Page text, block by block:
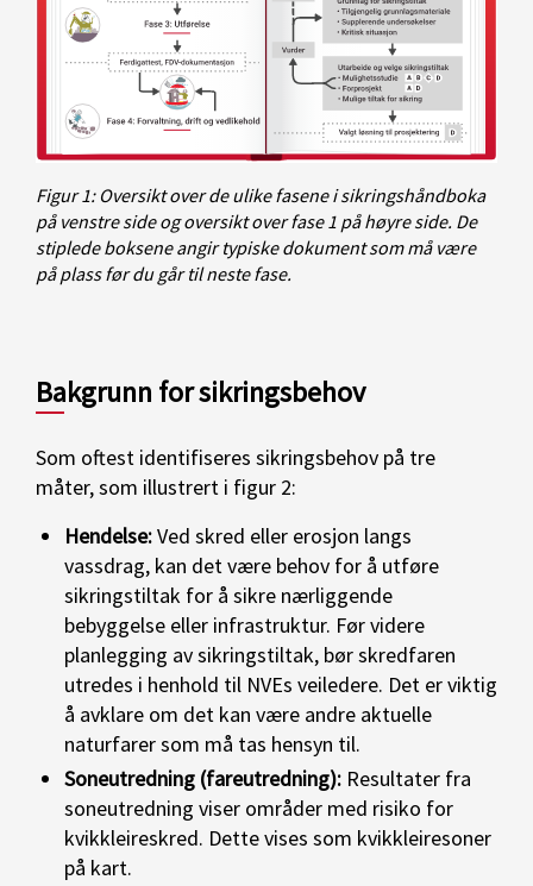
Figur 1: Oversikt over de ulike fasene i sikringshåndboka
på venstre side og oversikt over fase 1 på høyre side. De
stiplede boksene angir typiske dokument som må være
på plass før du går til neste fase.
Bakgrunn for sikringsbehov
Som oftest identifiseres sikringsbehov på tre
måter, som illustrert i figur 2:
Hendelse:Ved skred eller erosjon langs
vassdrag, kan det være behov for å utføre
sikringstiltak for å sikre nærliggende
bebyggelse eller infrastruktur. Før videre
planlegging av sikringstiltak, bør skredfaren
utredes i henhold til NVEs veiledere. Det er viktig
å avklare om det kan være andre aktuelle
naturfarer som må tas hensyn til.
Soneutredning (fareutredning): Resultater fra
soneutredning viser områder med risiko for
kvikkleireskred. Dette vises som kvikkleiresoner
på kart.